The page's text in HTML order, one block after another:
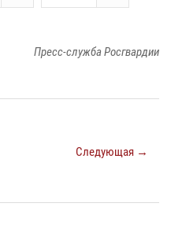
Пресс-служба Росгвардии
Следующая →